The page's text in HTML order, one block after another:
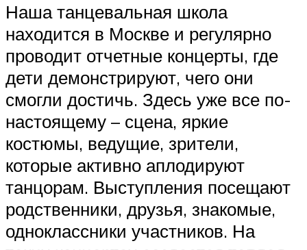
Наша танцевальная школа
находится в Москве и регулярно
проводит отчетные концерты, где
дети демонстрируют, чего они
смогли достичь. Здесь уже все по-
настоящему – сцена, яркие
костюмы, ведущие, зрители,
которые активно аплодируют
танцорам. Выступления посещают
родственники, друзья, знакомые,
одноклассники участников. На